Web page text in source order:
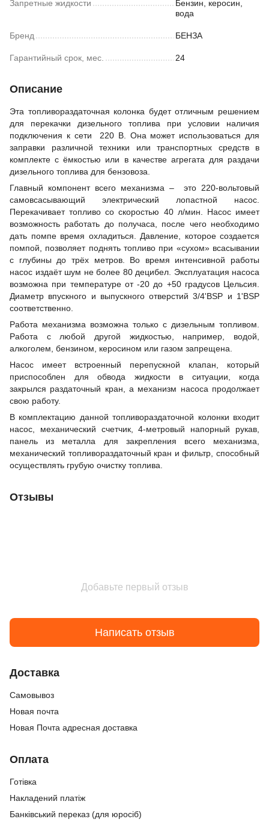
Запретные жидкости
Бензин, керосин,
вода
Бренд БЕНЗА
Гарантийный срок, мес. 24
Описание
Эта топливораздаточная колонка будет отличным решением
для перекачки дизельного топлива при условии наличия
подключения к сети 220 В. Она может использоваться для
заправки различной техники или транспортных средств в
комплекте с ёмкостью или в качестве агрегата для раздачи
дизельного топлива для бензовоза.
Главный компонент всего механизма – это 220-вольтовый
самовсасывающий электрический лопастной насос.
Перекачивает топливо со скоростью 40 л/мин. Насос имеет
возможность работать до получаса, после чего необходимо
дать помпе время охладиться. Давление, которое создается
помпой, позволяет поднять топливо при «сухом» всасывании
с глубины до трёх метров. Во время интенсивной работы
насос издаёт шум не более 80 децибел. Эксплуатация насоса
возможна при температуре от -20 до +50 градусов Цельсия.
Диаметр впускного и выпускного отверстий 3/4'BSP и 1'BSP
соответственно.
Работа механизма возможна только с дизельным топливом.
Работа с любой другой жидкостью, например, водой,
алкоголем, бензином, керосином или газом запрещена.
Насос имеет встроенный перепускной клапан, который
приспособлен для обвода жидкости в ситуации, когда
закрылся раздаточный кран, а механизм насоса продолжает
свою работу.
В комплектацию данной топливораздаточной колонки входит
насос, механический счетчик, 4-метровый напорный рукав,
панель из металла для закрепления всего механизма,
механический топливораздаточный кран и фильтр, способный
осуществлять грубую очистку топлива.
Отзывы
Добавьте первый отзыв
Написать отзыв
Доставка
Cамовывоз
Новая почта
Новая Почта адресная доставка
Оплата
Готівка
Накладений платіж
Банківський переказ (для юросіб)